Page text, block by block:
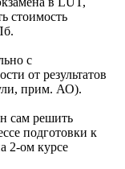
стоимость
с
от результатов
прим. АО).
сам решить
подготовки к
2-ом курсе